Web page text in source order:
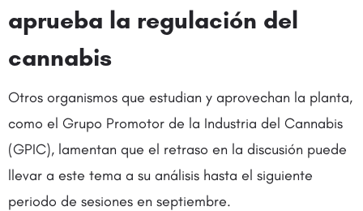
aprueba la regulación del
cannabis
Otros organismos que estudian y aprovechan la planta,
como el Grupo Promotor de la Industria del Cannabis
(GPIC), lamentan que el retraso en la discusión puede
llevar a este tema a su análisis hasta el siguiente
periodo de sesiones en septiembre.